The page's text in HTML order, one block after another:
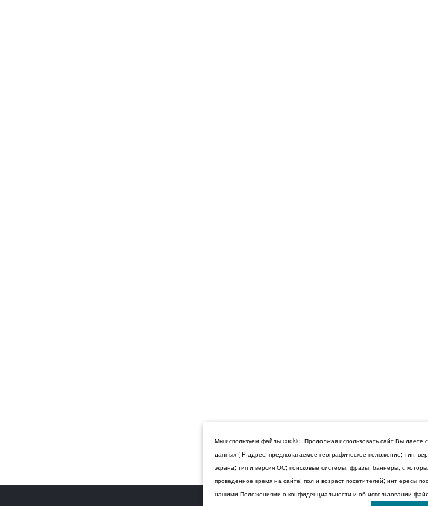
© 2026 Дума
Мы используем файлы cookie. Продолжая использовать сайт Вы даете
данных (IP-адрес; предполагаемое географическое положение; тип.
экрана; тип и версия ОС; поисковые системы, фразы, баннеры, с
проведенное время на сайте; пол и возраст посетителей; инт ересы
нашими Положениями о конфиденциальности и об использовании